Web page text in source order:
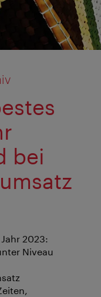
bei
2023:
Niveau